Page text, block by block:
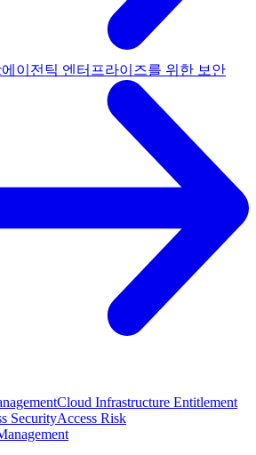
에이전틱 엔터프라이즈를 위한 보안
Cloud Infrastructure Entitlement
SecurityAccess Risk